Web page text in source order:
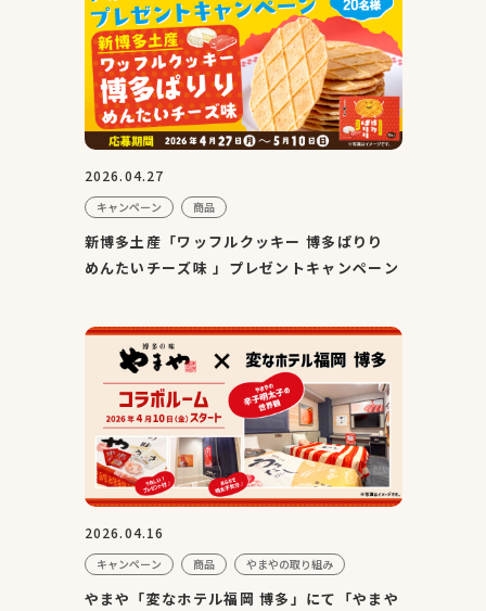
2026.04.27
キャンペーン 商品
新博多土産「ワッフルクッキー 博多ぱりり
めんたいチーズ味 」プレゼントキャンペーン
2026.04.16
キャンペーン 商品 やまやの取り組み
やまや「変なホテル福岡 博多」にて「やまや